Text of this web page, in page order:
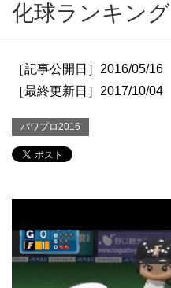
化球ランキング
［記事公開日］2016/05/16
［最終更新日］2017/10/04
パワプロ2016